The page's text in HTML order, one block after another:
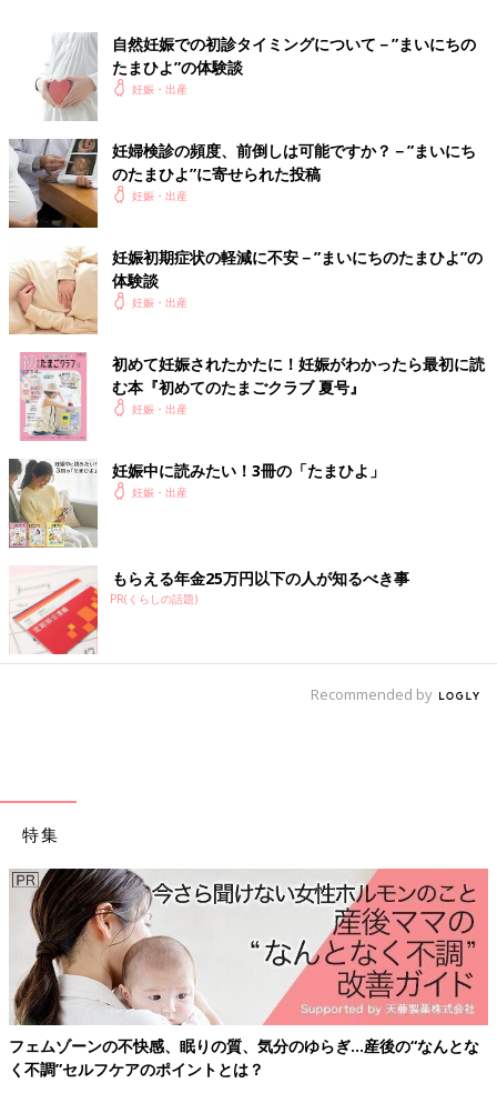
胎嚢はいつ確認できるもの？
産婦人科で初診を受け、胎嚢が確認できるとひとまずホッと安心
できることでしょう。胎嚢は5週目あたりからエコーで確認でき
ると言われていますが、確認できず、「また1～2週間後に来てく
ださい」と言われるケースも多く見受けられます。なかには、8
週にしてようやく確認できたという人も。時期には個人差がある
ので、たとえ5週の時期で胎嚢が確認できなくても、焦らずゆっ
くりと経過を見守る姿勢が大切です。
【5週目では見えませんでした】
5週に産婦人科の初診で、胎のうがほぼ見えず「うーん、たぶん
これだと思うけど…」と先生に言われました。私も目をこらしま
したが全然わかりませんでした。
【5週5日で確認しました】
生理予定日のちょうど1週間後に受診したところ、胎嚢が確認で
きず落ち込みました。しかし、その5日後に再受診して無事に胎
嚢を確認！その1週間後には心拍も確認できました。
両親へ妊娠報告をするタイミング
妊娠４ヵ月 6.5％
安定期以降 6.8％
報告していない 2％
その他 6.3％
※2022年2月実施。妊娠中~2歳までのお子さんをお持ちのママ
（n=2,662）
Ｑ．夫の親へ報告したタイミングは？（単一回答）
妊娠２ヵ月 43.1％
自然妊娠での初診タイミングについて－”まいにちの
たまひよ”の体験談
妊娠・出産
妊婦検診の頻度、前倒しは可能ですか？－”まいにち
のたまひよ”に寄せられた投稿
妊娠・出産
妊娠初期症状の軽減に不安－”まいにちのたまひよ”の
体験談
妊娠・出産
初めて妊娠されたかたに！妊娠がわかったら最初に読
む本『初めてのたまごクラブ 夏号』
妊娠・出産
妊娠中に読みたい！3冊の「たまひよ」
妊娠・出産
もらえる年金25万円以下の人が知るべき事
PR(くらしの話題)
Recommended by
特集
な
妊娠中や産後に増える、「便秘」や「痔」といったおしりの悩
まずは、知ることからスタート！